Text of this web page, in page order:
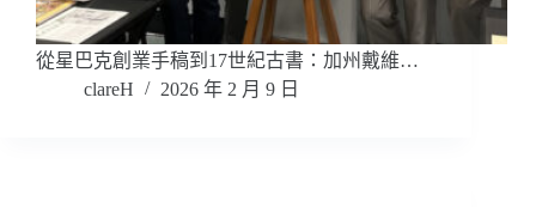
從星巴克創業手稿到17世紀古書：加州戴維…
clareH
2026 年 2 月 9 日